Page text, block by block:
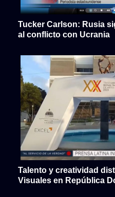
Tucker Carlson: Rusia
al conflicto con Ucrania
Talento y creatividad
Visuales en República